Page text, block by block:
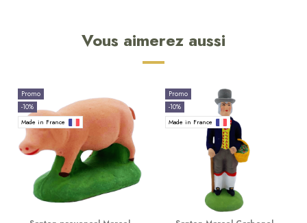
Vous aimerez aussi
Promo
-10%
Made in France
Promo
-10%
Made in France